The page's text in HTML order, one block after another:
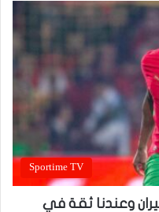
Sportime TV
وعندنا ثقة في